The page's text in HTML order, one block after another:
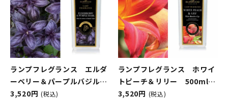
ランプフレグランス エルダ
ーベリー＆パープルバジル
500ml フレグランスランプ
3,520円 (税込)
ランプフレグランス ホワイ
トピーチ＆リリー 500ml
フレグランスランプ用オイ
3,520円 (税込)